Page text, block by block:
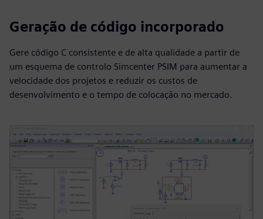
Geração de código incorporado
Gere código C consistente e de alta qualidade a partir de
um esquema de controlo Simcenter PSIM para aumentar a
velocidade dos projetos e reduzir os custos de
desenvolvimento e o tempo de colocação no mercado.